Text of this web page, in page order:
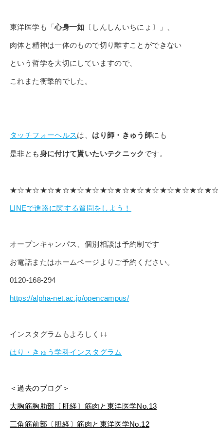
東洋医学も「心身一如 〔しんしんいちにょ〕」、
肉体と精神は一体のもので切り離すことができない
という哲学を大切にしていますので、
これまた衝撃的でした。
タッチフォーヘルスは、 はり師・きゅう師にも
是非とも身に付けて貰いたいテクニック です。
LINEで進路に関する質問をしよう！
オープンキャンパス、個別相談は予約制です
お電話またはホームページよりご予約ください。
0120-168-294
https://alpha-net.ac.jp/opencampus/
インスタグラムもよろしく↓↓
はり・きゅう学科インスタグラム
＜過去のブログ＞
大胸筋胸肋部〔肝経〕筋肉と東洋医学No.13
三角筋前部〔胆経〕筋肉と東洋医学No.12